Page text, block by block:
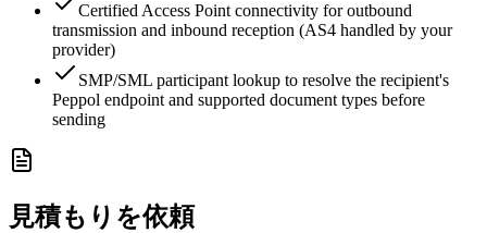
Certified Access Point connectivity for outbound
transmission and inbound reception (AS4 handled by your
provider)
SMP/SML participant lookup to resolve the recipient's
Peppol endpoint and supported document types before
sending
見積もりを依頼